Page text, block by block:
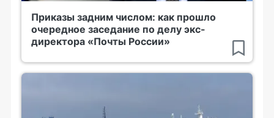
Приказы задним числом: как прошло
очередное заседание по делу экс-
директора «Почты России»